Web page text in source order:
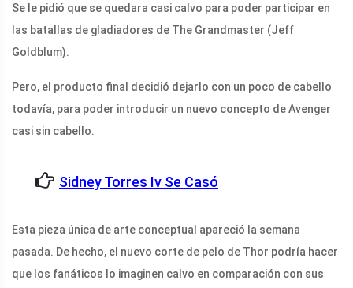
Se le pidió que se quedara casi calvo para poder participar en
las batallas de gladiadores de The Grandmaster (Jeff
Goldblum).
Pero, el producto final decidió dejarlo con un poco de cabello
todavía, para poder introducir un nuevo concepto de Avenger
casi sin cabello.
Sidney Torres Iv Se Casó
Esta pieza única de arte conceptual apareció la semana
pasada. De hecho, el nuevo corte de pelo de Thor podría hacer
que los fanáticos lo imaginen calvo en comparación con sus